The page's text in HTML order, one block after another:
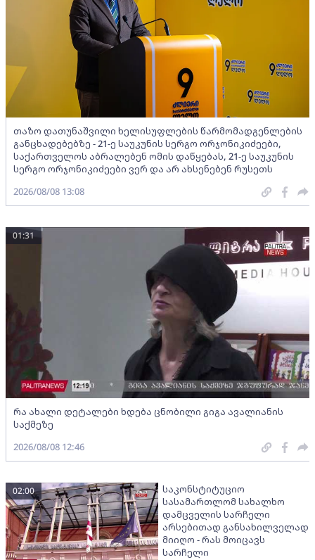
თაზო დათუნაშვილი ხელისუფლების წარმომადგენლების
განცხადებებზე - 21-ე საუკუნის სერგო ორჯონიკიძეები,
საქართველოს აბრალებენ ომის დაწყებას, 21-ე საუკუნის
სერგო ორჯონიკიძეები ვერ და არ ახსენებენ რუსეთს
2026/08/08 13:08
რა ახალი დეტალები ხდება ცნობილი გიგა ავალიანის
საქმეზე
01:31
2026/08/08 12:46
საკონსტიტუციო
სასამართლომ სახალხო
დამცველის სარჩელი
არსებითად განსახილველად
მიიღო - რას მოიცავს
სარჩელი
02:00